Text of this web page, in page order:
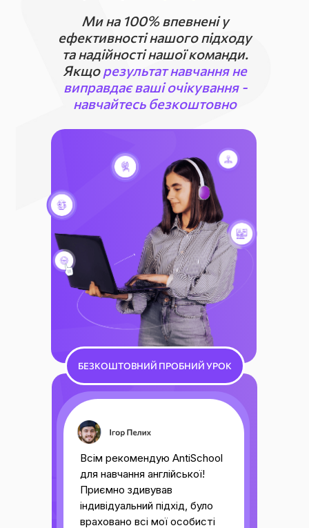
Ми на 100% впевнені у
ефективності нашого підходу
та надійності нашої команди.
Якщорезультат навчання не
виправдає ваші очікування -
навчайтесь безкоштовно
БЕЗКОШТОВНИЙ ПРОБНИЙ УРОК
Всім рекомендую AntiSchool
для навчання англійської!
Приємно здивував
індивідуальний підхід, було
враховано всі мої особисті